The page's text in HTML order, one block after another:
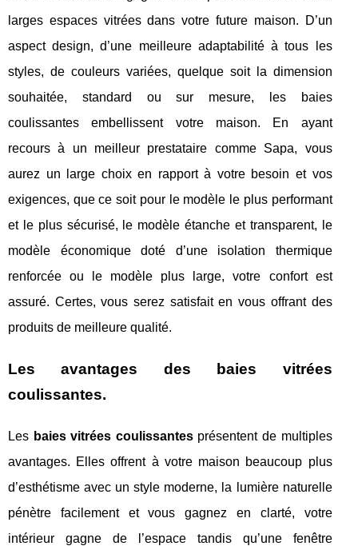
larges espaces vitrées dans votre future maison. D’un
aspect design, d’une meilleure adaptabilité à tous les
styles, de couleurs variées, quelque soit la dimension
souhaitée, standard ou sur mesure, les baies
coulissantes embellissent votre maison. En ayant
recours à un meilleur prestataire comme Sapa, vous
aurez un large choix en rapport à votre besoin et vos
exigences, que ce soit pour le modèle le plus performant
et le plus sécurisé, le modèle étanche et transparent, le
modèle économique doté d’une isolation thermique
renforcée ou le modèle plus large, votre confort est
assuré. Certes, vous serez satisfait en vous offrant des
produits de meilleure qualité.
Les avantages des baies vitrées
coulissantes.
Les baies vitrées coulissantesprésentent de multiples
avantages. Elles offrent à votre maison beaucoup plus
d’esthétisme avec un style moderne, la lumière naturelle
pénètre facilement et vous gagnez en clarté, votre
intérieur gagne de l’espace tandis qu’une fenêtre